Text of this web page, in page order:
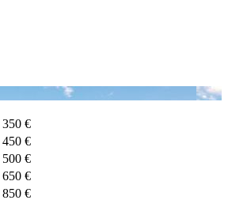
350 €
450 €
500 €
650 €
850 €